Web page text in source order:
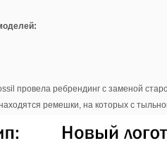
провела ребрендинг с заменой
ремешки, на которых с